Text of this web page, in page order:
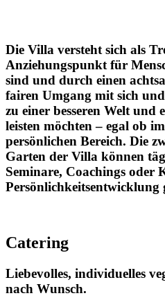
Die Villa versteht sich als
Anziehungspunkt für
sind und durch einen
fairen Umgang mit sich
zu einer besseren Welt und
leisten möchten – egal ob
persönlichen Bereich. Die
Garten der Villa können
Seminare, Coachings oder
Persönlichkeitsentwicklung
Catering
Liebevolles, individuelles
nach Wunsch.